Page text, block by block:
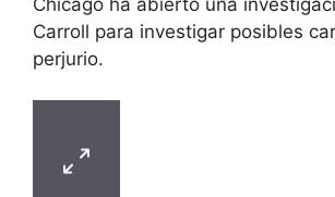
Carroll para investigar posibles
perjurio.